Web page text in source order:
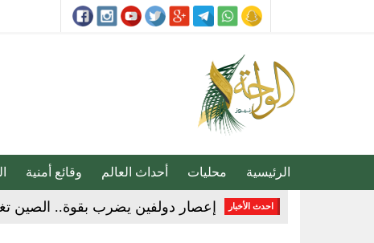
الرئيسية محليات أحداث العالم وقائع أمنية
احدث الأخبار
إعصار دولفين يضرب بقوة.. الصين